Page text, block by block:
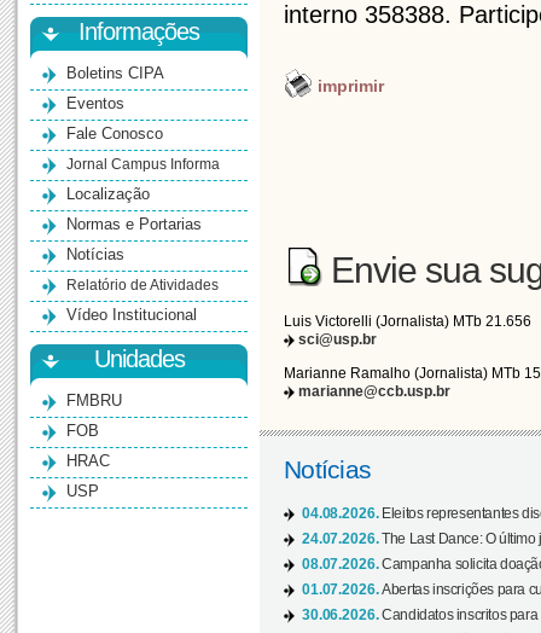
Informações
Boletins CIPA
Eventos
Fale Conosco
Jornal Campus Informa
Localização
Normas e Portarias
Notícias
Relatório de Atividades
Vídeo Institucional
Unidades
FMBRU
FOB
HRAC
USP
interno 358388.
imprimir
Envie sua
Luis Victorelli (Jornalista) MTb 21.656
sci@usp.br
Marianne Ramalho (Jornalista) MTb
marianne@ccb.usp.br
Notícias
04.08.2026. Eleitos representantes
24.07.2026.The Last Dance: O
08.07.2026.Campanha solicita
01.07.2026.Abertas inscrições para
30.06.2026.Candidatos inscritos